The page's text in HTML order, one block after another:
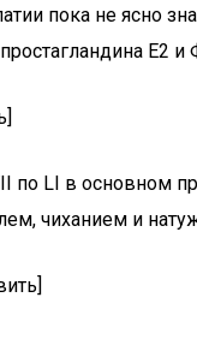
пока не ясно
Е2
по LI в основном
чиханием и